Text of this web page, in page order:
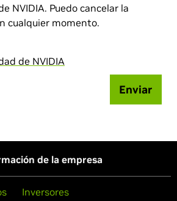
NVIDIA. Puedo cancelar la
cualquier momento.
de NVIDIA
Enviar
de la empresa
Inversores